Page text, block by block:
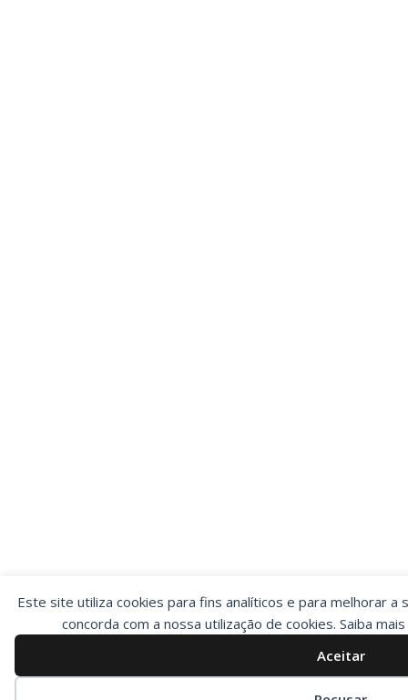
Este site utiliza cookies para fins analíticos e para melhorar a
concorda com a nossa utilização de cookies. Saiba
Aceitar